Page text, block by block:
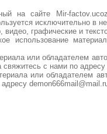
на сайте Mir-
исключительно в
видео, графические и
использование
или обладателем
свяжитесь с нами по
или обладателем